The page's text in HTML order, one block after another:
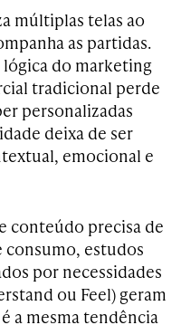
múltiplas telas ao
as partidas.
do marketing
tradicional perde
personalizadas
deixa de ser
emocional e
conteúdo precisa de
estudos
por necessidades
ou Feel) geram
a mesma tendência